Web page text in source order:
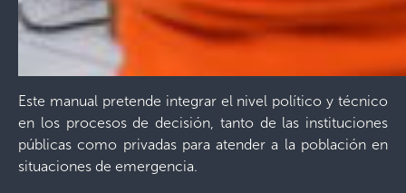
Este manual pretende integrar el nivel político y técnico
en los procesos de decisión, tanto de las instituciones
públicas como privadas para atender a la población en
situaciones de emergencia.